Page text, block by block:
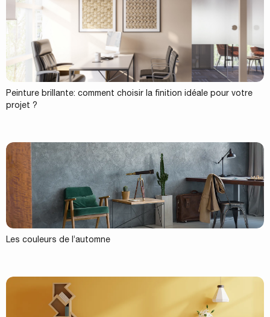
Peinture brillante: comment choisir la finition idéale pour votre
projet ?
Les couleurs de l’automne